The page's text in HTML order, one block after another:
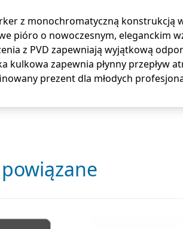
z monochromatyczną konstrukcją
pióro o nowoczesnym, eleganckim
z PVD zapewniają wyjątkową
kulkowa zapewnia płynny przepływ
prezent dla młodych